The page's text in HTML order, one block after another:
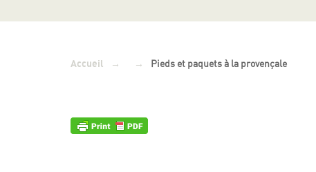
Accueil → → Pieds et paquets à la provençale